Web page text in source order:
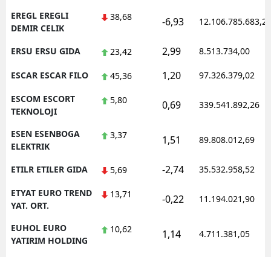
EREGL EREGLI
DEMIR CELIK
38,68 -6,93 12.106.785.683,20
ERSU ERSU GIDA 23,42 2,99 8.513.734,00
ESCAR ESCAR FILO 45,36 1,20 97.326.379,02
ESCOM ESCORT
TEKNOLOJI
5,80 0,69 339.541.892,26
ESEN ESENBOGA
ELEKTRIK
3,37 1,51 89.808.012,69
ETILR ETILER GIDA 5,69 -2,74 35.532.958,52
ETYAT EURO TREND
YAT. ORT.
13,71 -0,22 11.194.021,90
EUHOL EURO
YATIRIM HOLDING
10,62 1,14 4.711.381,05